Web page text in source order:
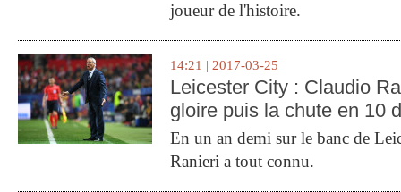
joueur de l'histoire.
14:21 | 2017-03-25
Leicester City : Claudio
gloire puis la chute en 10
En un an demi sur le banc de
Ranieri a tout connu.